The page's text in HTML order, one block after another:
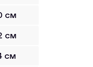
см
см
см